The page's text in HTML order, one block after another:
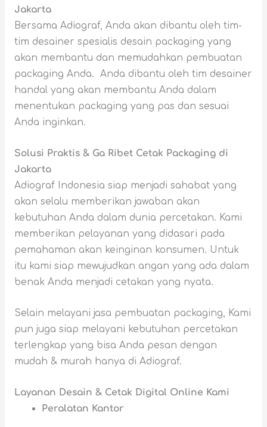
Jakarta
Bersama Adiograf, Anda akan dibantu oleh tim-
tim desainer spesialis desain packaging yang
akan membantu dan memudahkan pembuatan
packaging Anda. Anda dibantu oleh tim desainer
handal yang akan membantu Anda dalam
menentukan packaging yang pas dan sesuai
Anda inginkan.
Solusi Praktis & Ga Ribet Cetak Packaging di
Jakarta
Adiograf Indonesia siap menjadi sahabat yang
akan selalu memberikan jawaban akan
kebutuhan Anda dalam dunia percetakan. Kami
memberikan pelayanan yang didasari pada
pemahaman akan keinginan konsumen. Untuk
itu kami siap mewujudkan angan yang ada dalam
benak Anda menjadi cetakan yang nyata.
Selain melayani jasa pembuatan packaging, Kami
pun juga siap melayani kebutuhan percetakan
terlengkap yang bisa Anda pesan dengan
mudah & murah hanya di Adiograf.
Layanan Desain & Cetak Digital Online Kami
Peralatan Kantor